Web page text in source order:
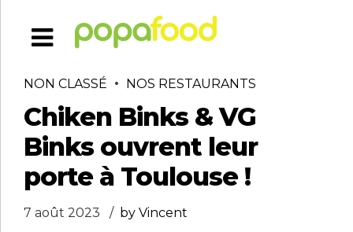
NON CLASSÉ NOS RESTAURANTS
Chiken Binks & VG
Binks ouvrent leur
porte à Toulouse !
7 août 2023 by Vincent